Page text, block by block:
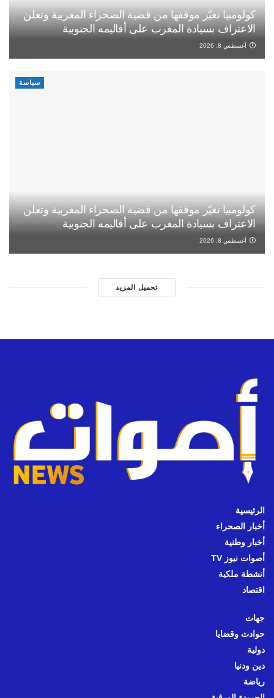
كولومبيا تغيّر موقفها من قضية الصحراء المغربية وتعلن
الاعتراف بسيادة المغرب على أقاليمه الجنوبية
أغسطس 8, 2026
سياسة
كولومبيا تغيّر موقفها من قضية الصحراء المغربية وتعلن
الاعتراف بسيادة المغرب على أقاليمه الجنوبية
أغسطس 8, 2026
تحميل المزيد
الرئيسية
أخبار الصحراء
أخبار وطنية
أصوات نيوز TV
أنشطة ملكية
اقتصاد
جهات
حوادث وقضايا
دولية
دين ودنيا
رياضة